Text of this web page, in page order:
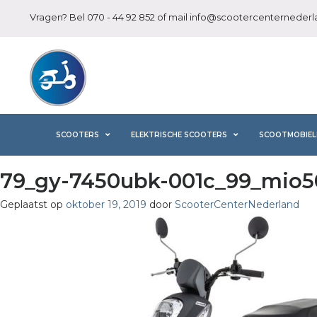
Vragen? Bel 070 - 44 92 852 of mail
SCOOTERS ELEKTRISCHE SCOOTERS
79_gy-7450ubk-
Geplaatst op oktober 19, 2019 door ScooterCenterNederland